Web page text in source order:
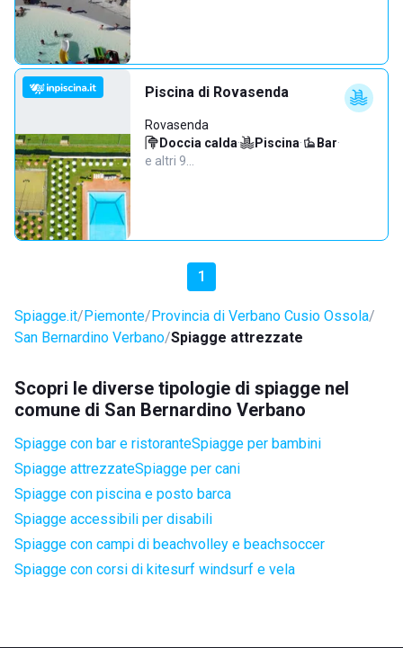
Piscina di Rovasenda
Rovasenda
Doccia calda· Piscina· Bar·
e altri 9…
1
Spiagge.it Piemonte Provincia di Verbano Cusio Ossola
San Bernardino Verbano Spiagge attrezzate
Scopri le diverse tipologie di spiagge nel
comune di San Bernardino Verbano
Spiagge con bar e ristoranteSpiagge per bambini
Spiagge attrezzateSpiagge per cani
Spiagge con piscina e posto barca
Spiagge accessibili per disabili
Spiagge con campi di beachvolley e beachsoccer
Spiagge con corsi di kitesurf windsurf e vela